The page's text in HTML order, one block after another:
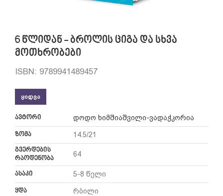
6 წლიდან - ბროლის ციგა და სხვა
მოთხრობები
ISBN: 9789941489457
ᲧᲘᲓᲕᲐ
ავტორი დოდო ხიმშიაშვილი-ვადაჭკორია
ზომა
14.5/21
გვერდების
რაოდენობა
64
ასაკი 5-8 წელი
ყდა რბილი